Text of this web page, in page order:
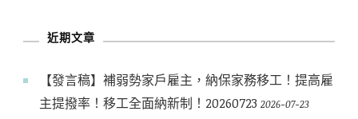
近期文章
【發言稿】補弱勢家戶雇主，納保家務移工！提高雇
主提撥率！移工全面納新制！20260723 2026-07-23